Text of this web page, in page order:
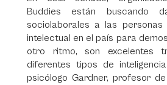
Buddies están buscando
sociolaborales a las personas
intelectual en el país para
otro ritmo, son excelentes
diferentes tipos de
psicólogo Gardner, profesor